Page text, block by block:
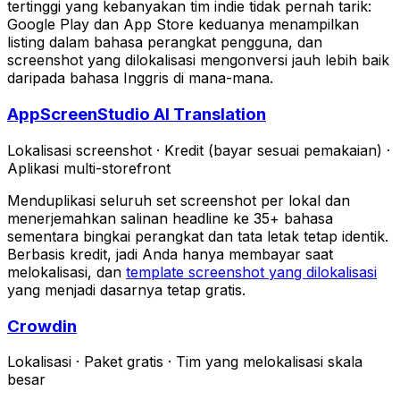
tertinggi yang kebanyakan tim indie tidak pernah tarik:
Google Play dan App Store keduanya menampilkan
listing dalam bahasa perangkat pengguna, dan
screenshot yang dilokalisasi mengonversi jauh lebih baik
daripada bahasa Inggris di mana-mana.
AppScreenStudio AI Translation
Lokalisasi screenshot · Kredit (bayar sesuai pemakaian) ·
Aplikasi multi-storefront
Menduplikasi seluruh set screenshot per lokal dan
menerjemahkan salinan headline ke 35+ bahasa
sementara bingkai perangkat dan tata letak tetap identik.
Berbasis kredit, jadi Anda hanya membayar saat
melokalisasi, dan template screenshot yang dilokalisasi
yang menjadi dasarnya tetap gratis.
Crowdin
Lokalisasi · Paket gratis · Tim yang melokalisasi skala
besar